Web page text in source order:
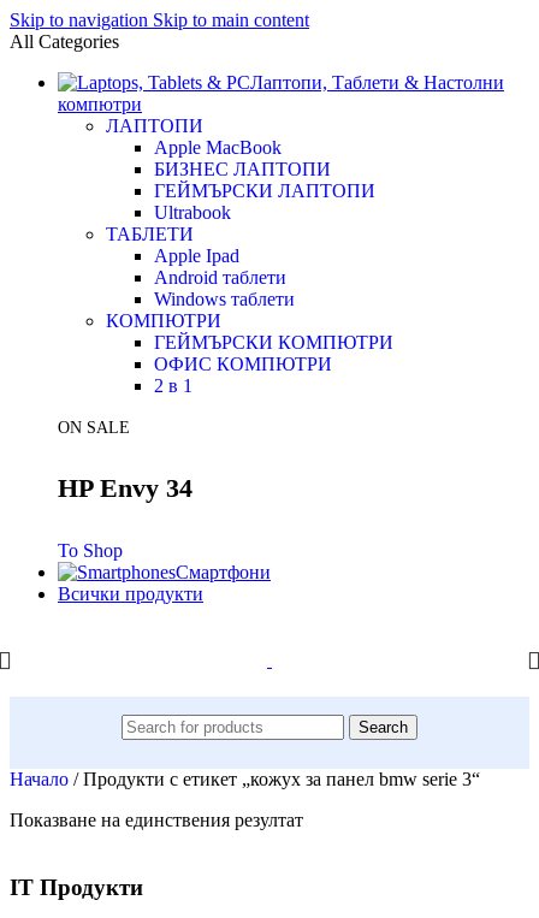
Skip to navigation Skip to main content
All Categories
Лаптопи, Таблети & Настолни
компютри
ЛАПТОПИ
Apple MacBook
БИЗНЕС ЛАПТОПИ
ГЕЙМЪРСКИ ЛАПТОПИ
Ultrabook
ТАБЛЕТИ
Apple Ipad
Android таблети
Windows таблети
КОМПЮТРИ
ГЕЙМЪРСКИ КОМПЮТРИ
ОФИС КОМПЮТРИ
2 в 1
ON SALE
HP Envy 34
To Shop
Смартфони
Всички продукти
Search
Начало / Продукти с етикет „кожух за панел bmw serie 3“
Показване на единствения резултат
IT Продукти